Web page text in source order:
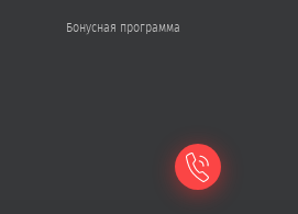
Бонусная программа